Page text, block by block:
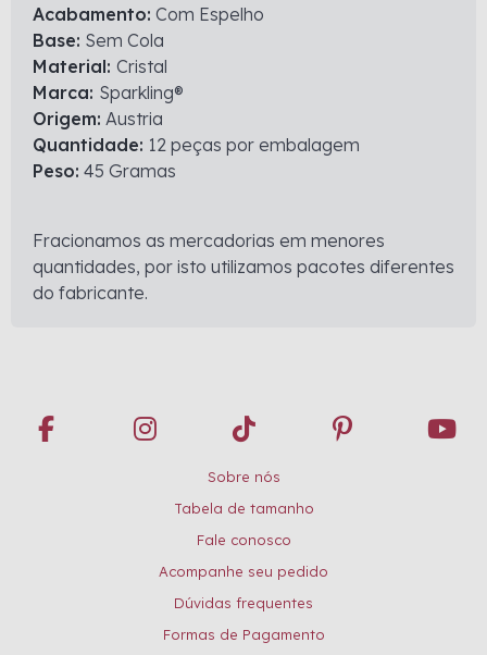
Acabamento: Com Espelho
Base: Sem Cola
Material: Cristal
Marca: Sparkling®
Origem: Austria
Quantidade: 12 peças por embalagem
Peso: 45 Gramas
Fracionamos as mercadorias em menores
quantidades, por isto utilizamos pacotes diferentes
do fabricante.
Sobre nós
Tabela de tamanho
Fale conosco
Acompanhe seu pedido
Dúvidas frequentes
Formas de Pagamento